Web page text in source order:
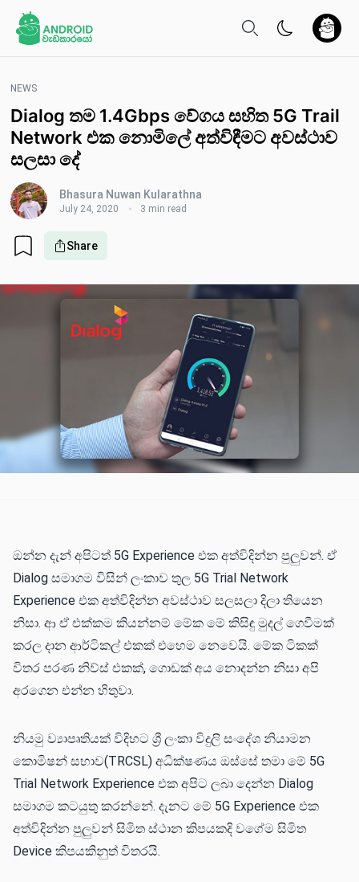
NEWS
Dialog තම 1.4Gbps වේගය සහිත 5G Trail
Network එක නොමිලේ අත්විඳීමට අවස්ථාව
සලසා දේ
Bhasura Nuwan Kularathna
July 24, 2020 3 min read
Share
ඔන්න දැන් අපිටත් 5G Experience එක අත්විදින්න පුලුවන්. ඒ
Dialog සමාගම විසින් ලංකාව තුල 5G Trial Network
Experience එක අත්විදින්න අවස්ථාව සලසලා දිලා තියෙන
නිසා. ආ ඒ එක්කම කියන්නම් මේක මේ කිසිඳු මුදල් ගෙවීමක්
කරල දාන ආර්ටිකල් එකක් එහෙම නෙවෙයි. මේක ටිකක්
විතර පරණ නිව්ස් එකක්, ගොඩක් අය නොදන්න නිසා අපි
අරගෙන එන්න හිතුවා.
නියමු ව්‍යාපෘතියක් විදිහට ශ්‍රී ලංකා විදුලි සංදේශ නියාමන
කොමිෂන් සභාව(TRCSL) අධික්ෂණය ඔස්සේ තමා මේ 5G
Trial Network Experience එක අපිට ලබා දෙන්න Dialog
සමාගම කටයුතු කරන්නේ. දැනට මේ 5G Experience එක
අත්විදින්න පුලුවන් සිමිත ස්ථාන කිපයකදි වගේම සිමිත
Device කිපයකිනුත් විතරයි.